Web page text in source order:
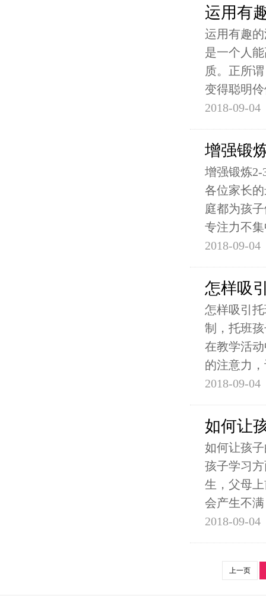
运用有
运用有趣
是一个人
质。正所
变得聪明
2018-09-04
增强锻
增强锻炼
各位家长
庭都为孩
专注力不
2018-09-04
怎样吸
怎样吸引
制，托班
在教学活
的注意力
2018-09-04
如何让
如何让孩
孩子学习
生，父母
会产生不
2018-09-04
上一页